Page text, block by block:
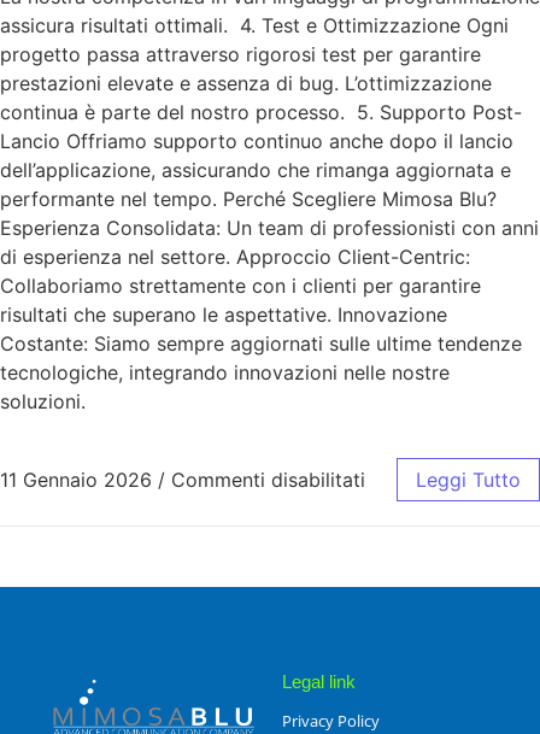
assicura risultati ottimali. 4. Test e Ottimizzazione Ogni
progetto passa attraverso rigorosi test per garantire
prestazioni elevate e assenza di bug. L’ottimizzazione
continua è parte del nostro processo. 5. Supporto Post-
Lancio Offriamo supporto continuo anche dopo il lancio
dell’applicazione, assicurando che rimanga aggiornata e
performante nel tempo. Perché Scegliere Mimosa Blu?
Esperienza Consolidata: Un team di professionisti con anni
di esperienza nel settore. Approccio Client-Centric:
Collaboriamo strettamente con i clienti per garantire
risultati che superano le aspettative. Innovazione
Costante: Siamo sempre aggiornati sulle ultime tendenze
tecnologiche, integrando innovazioni nelle nostre
soluzioni.
11 Gennaio 2026 / Commenti disabilitati Leggi Tutto
Legal link
Privacy Policy